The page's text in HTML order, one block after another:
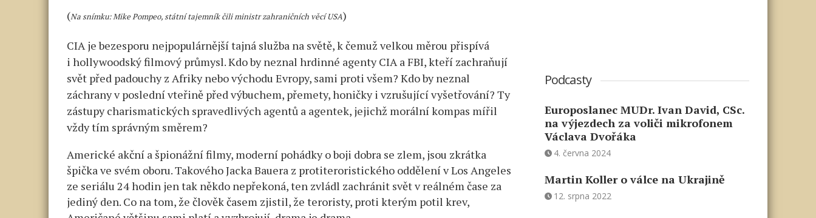
(Na snímku: Mike Pompeo, státní tajemník čili ministr zahraničních věcí USA)
CIA je bezesporu nejpopulárnější tajná služba na světě, k čemuž velkou měrou přispívá
i hollywoodský filmový průmysl. Kdo by neznal hrdinné agenty CIA a FBI, kteří zachraňují
svět před padouchy z Afriky nebo východu Evropy, sami proti všem? Kdo by neznal
záchrany v poslední vteřině před výbuchem, přemety, honičky i vzrušující vyšetřování? Ty
zástupy charismatických spravedlivých agentů a agentek, jejichž morální kompas mířil
vždy tím správným směrem?
Americké akční a špionážní filmy, moderní pohádky o boji dobra se zlem, jsou zkrátka
špička ve svém oboru. Takového Jacka Bauera z protiteroristického oddělení v Los Angeles
ze seriálu 24 hodin jen tak někdo nepřekoná, ten zvládl zachránit svět v reálném čase za
jediný den. Co na tom, že člověk časem zjistil, že teroristy, proti kterým potil krev,
Podcasty
Europoslanec MUDr. Ivan David, CSc.
na výjezdech za voliči mikrofonem
Václava Dvořáka
4. června 2024
Martin Koller o válce na Ukrajině
12. srpna 2022